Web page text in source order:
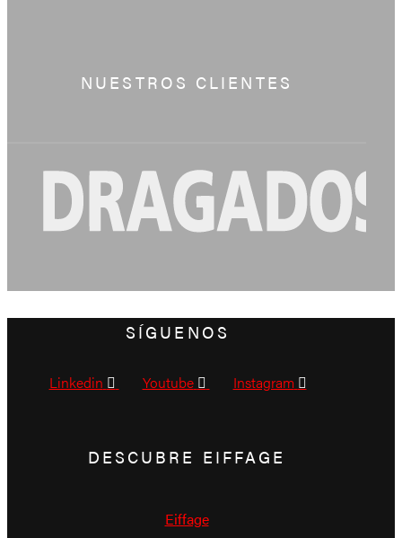
NUESTROS CLIENTES
SÍGUENOS
Linkedin Youtube Instagram
DESCUBRE EIFFAGE
Eiffage